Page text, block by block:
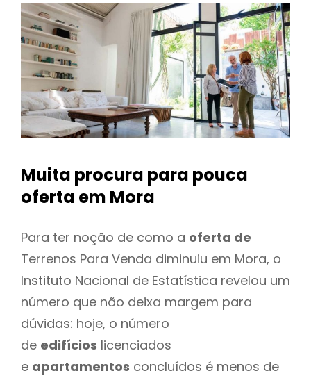
Muita procura para pouca
oferta em Mora
Para ter noção de como a oferta de
Terrenos Para Venda diminuiu em Mora, o
Instituto Nacional de Estatística revelou um
número que não deixa margem para
dúvidas: hoje, o número
de edifícios licenciados
e apartamentos concluídos é menos de